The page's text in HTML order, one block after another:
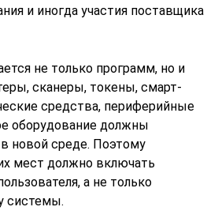
и иногда участия поставщика
не только программ, но и
сканеры, токены, смарт-
средства, периферийные
оборудование должны
новой среде. Поэтому
мест должно включать
а не только
системы.